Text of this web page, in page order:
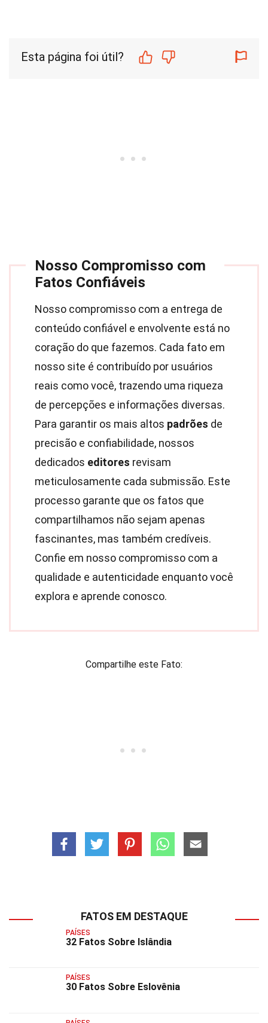
Esta página foi útil?
Nosso Compromisso com
Fatos Confiáveis
Nosso compromisso com a entrega de
conteúdo confiável e envolvente está no
coração do que fazemos. Cada fato em
nosso site é contribuído por usuários
reais como você, trazendo uma riqueza
de percepções e informações diversas.
Para garantir os mais altos padrões de
precisão e confiabilidade, nossos
dedicados editores revisam
meticulosamente cada submissão. Este
processo garante que os fatos que
compartilhamos não sejam apenas
fascinantes, mas também credíveis.
Confie em nosso compromisso com a
qualidade e autenticidade enquanto você
explora e aprende conosco.
Compartilhe este Fato:
FATOS EM DESTAQUE
PAÍSES
32 Fatos Sobre Islândia
PAÍSES
30 Fatos Sobre Eslovênia